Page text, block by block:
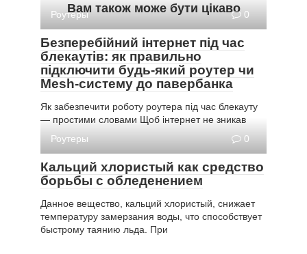
Вам також може бути цікаво
Роутеры 0
Безперебійний інтернет під час
блекаутів: як правильно
підключити будь-який роутер чи
Mesh-систему до павербанка
Як забезпечити роботу роутера під час блекауту
— простими словами Щоб інтернет не зникав
Роутеры
0
Кальций хлористый как средство
борьбы с обледенением
Данное вещество, кальций хлористый, снижает
температуру замерзания воды, что способствует
быстрому таянию льда. При